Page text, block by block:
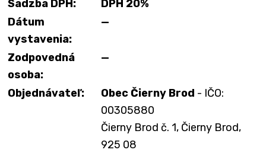
Sadzba DPH:
DPH 20%
Dátum
vystavenia:
—
Zodpovedná
osoba:
—
Objednávateľ: Obec Čierny Brod - IČO:
00305880
Čierny Brod č. 1, Čierny Brod,
925 08